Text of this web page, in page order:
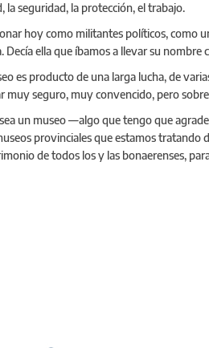
la seguridad, la protección, el trabajo.
hoy como militantes políticos, como
Decía ella que íbamos a llevar su
es producto de una larga lucha, de
seguro, muy convencido, pero
un museo —algo que tengo que
provinciales que estamos
de todos los y las bonaerenses,